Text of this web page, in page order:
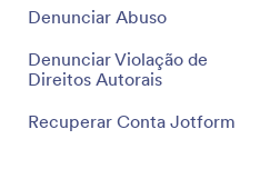
Denunciar Abuso
Denunciar Violação de
Direitos Autorais
Recuperar Conta Jotform